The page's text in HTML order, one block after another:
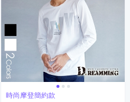
時尚摩登簡約款